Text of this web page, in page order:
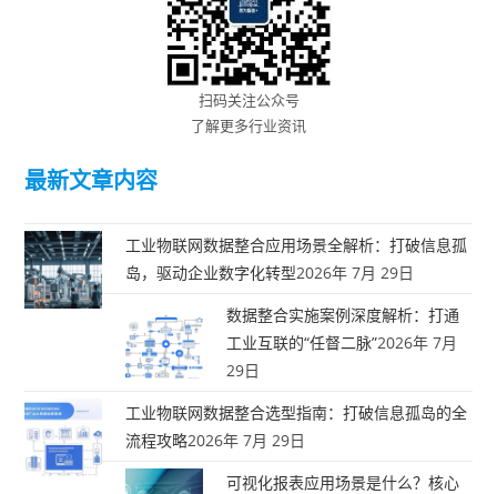
扫码关注公众号
了解更多行业资讯
最新文章内容
工业物联网数据整合应用场景全解析：打破信息孤
岛，驱动企业数字化转型2026年 7月 29日
数据整合实施案例深度解析：打通
工业互联的“任督二脉”2026年 7月
29日
工业物联网数据整合选型指南：打破信息孤岛的全
流程攻略2026年 7月 29日
可视化报表应用场景是什么？核心